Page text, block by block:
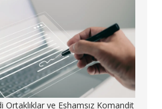
Ortaklıklar ve Eshamsız Komandit